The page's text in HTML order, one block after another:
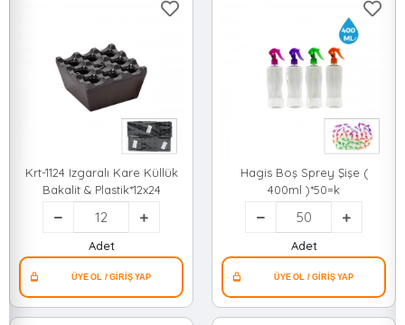
Krt-1124 Izgaralı Kare Küllük
Bakalit & Plastik*12x24
Adet
Hagis Boş Sprey Şişe (
400ml )*50=k
Adet